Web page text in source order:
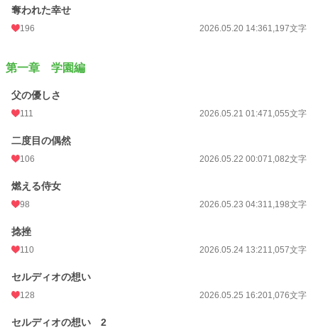
更新日時 2026.08.05 18:00
初回公開日時
月間ポイント 381,863 pt (81 位)
奪われた幸せ
196 2026.05.20 14:361,197文字
第一章 学園編
父の優しさ
111 2026.05.21 01:471,055文字
二度目の偶然
106 2026.05.22 00:071,082文字
燃える侍女
98 2026.05.23 04:311,198文字
捻挫
110 2026.05.24 13:211,057文字
セルディオの想い
128 2026.05.25 16:201,076文字
セルディオの想い 2